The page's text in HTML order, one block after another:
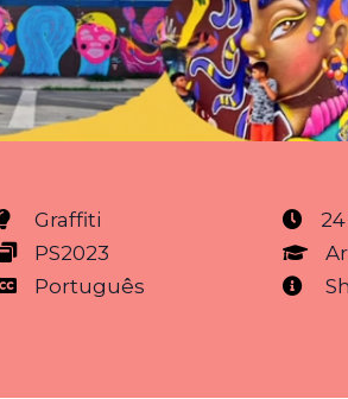
Graffiti
PS2023
Português